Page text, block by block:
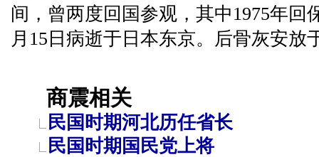
间，曾两度回国参观，其中1975年回
月15日病逝于日本东京。后骨灰安放
商震相关
民国时期河北历任省长
民国时期国民党上将